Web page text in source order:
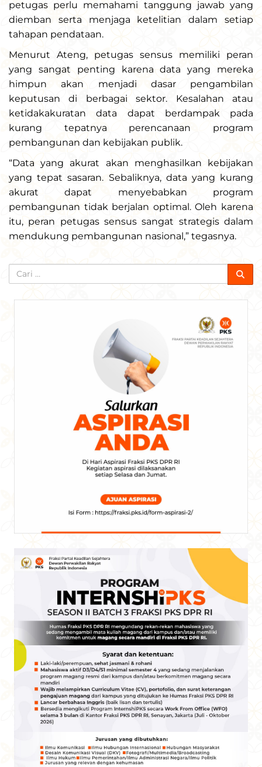
petugas perlu memahami tanggung jawab yang
diemban serta menjaga ketelitian dalam setiap
tahapan pendataan.
Menurut Ateng, petugas sensus memiliki peran
yang sangat penting karena data yang mereka
himpun akan menjadi dasar pengambilan
keputusan di berbagai sektor. Kesalahan atau
ketidakakuratan data dapat berdampak pada
kurang tepatnya perencanaan program
pembangunan dan kebijakan publik.
“Data yang akurat akan menghasilkan kebijakan
yang tepat sasaran. Sebaliknya, data yang kurang
akurat dapat menyebabkan program
pembangunan tidak berjalan optimal. Oleh karena
itu, peran petugas sensus sangat strategis dalam
mendukung pembangunan nasional,” tegasnya.